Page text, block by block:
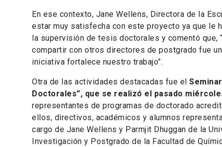
En ese contexto, Jane Wellens, Directora de la
estar muy satisfecha con este proyecto ya que le
la supervisión de tesis doctorales y comentó
compartir con otros directores de postgrado fue
iniciativa fortalece nuestro trabajo”.
Otra de las actividades destacadas fue el
Doctorales”, que se realizó el pasado
representantes de programas de doctorado
ellos, directivos, académicos y alumnos
cargo de Jane Wellens y Parmjit Dhuggan de la
Investigación y Postgrado de la Facultad de